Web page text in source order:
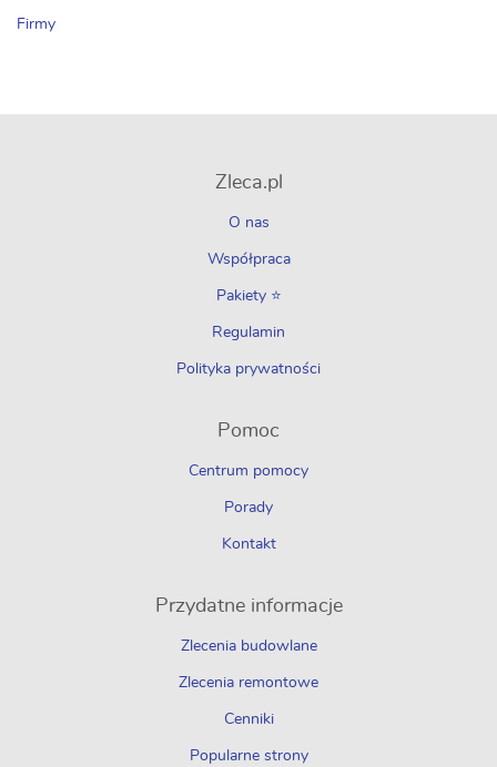
Firmy
Zleca.pl
O nas
Współpraca
Pakiety ⭐
Regulamin
Polityka prywatności
Pomoc
Centrum pomocy
Porady
Kontakt
Przydatne informacje
Zlecenia budowlane
Zlecenia remontowe
Cenniki
Popularne strony